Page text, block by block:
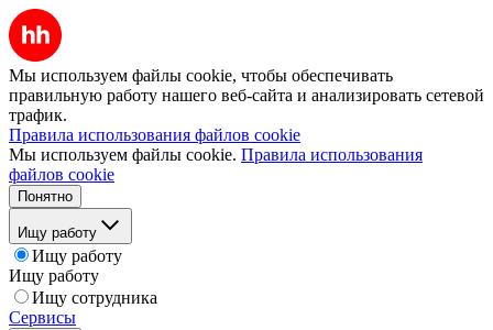
Мы используем файлы cookie, чтобы обеспечивать
правильную работу нашего веб-сайта и анализировать сетевой
трафик.
Правила использования файлов cookie
Мы используем файлы cookie. Правила использования
файлов cookie
Понятно
Ищу работу
Ищу работу
Ищу работу
Ищу сотрудника
Сервисы